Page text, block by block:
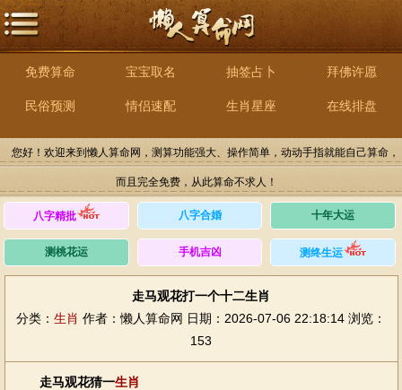
免费算命 宝宝取名 抽签占卜 拜佛许愿
民俗预测 情侣速配 生肖星座 在线排盘
您好！欢迎来到懒人算命网，测算功能强大、操作简单，动动手指就能自己算命，
而且完全免费，从此算命不求人！
八字精批 八字合婚 十年大运
测桃花运 手机吉凶 测终生运
走马观花打一个十二生肖
分类： 生肖 作者：懒人算命网 日期：2026-07-06 22:18:14 浏览：
153
走马观花猜一生肖